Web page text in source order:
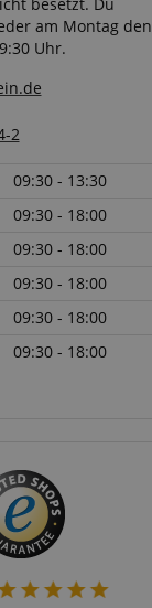
am Montag den
Uhr.
2
09:30 - 13:30
09:30 - 18:00
09:30 - 18:00
09:30 - 18:00
09:30 - 18:00
09:30 - 18:00